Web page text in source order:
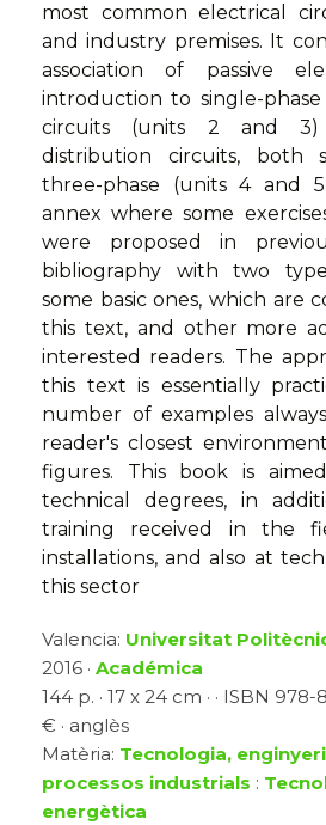
most common electrical
and industry premises. It
association of passive
introduction to single-
circuits (units 2 and 3)
distribution circuits, both
three-phase (units 4 and
annex where some
were proposed in
bibliography with two
some basic ones, which are
this text, and other more
interested readers. The
this text is essentially
number of examples
reader's closest
figures. This book is
technical degrees, in
training received in the
installations, and also at
this sector
Valencia: Universitat
2016 · Académica
144 p. · 17 x 24 cm · · ISBN
€ · anglès
Matèria: Tecnologia,
processos industrials :
energètica